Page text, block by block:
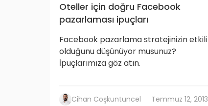
Oteller için doğru Facebook
pazarlaması ipuçları
Facebook pazarlama stratejinizin etkili
olduğunu düşünüyor musunuz?
İpuçlarımıza göz atın.
Cihan Coşkuntuncel Temmuz 12, 2013